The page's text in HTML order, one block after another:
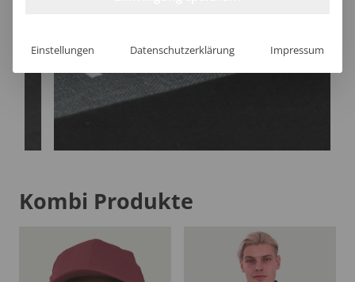
Kombi Produkte
Einstellungen Datenschutzerklärung Impressum